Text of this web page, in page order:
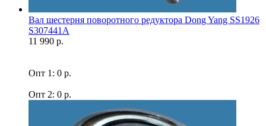
Вал шестерня поворотного редуктора Dong Yang SS1926
S307441A
11 990 р.
Опт 1: 0 р.
Опт 2: 0 р.